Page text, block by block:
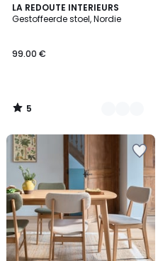
LA REDOUTE INTERIEURS
Gestoffeerde stoel, Nordie
99.00 €
5
/
2
Kleuren
5
/